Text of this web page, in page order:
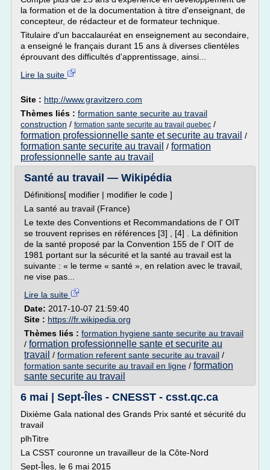
la formation et de la documentation à titre d'enseignant, de
concepteur, de rédacteur et de formateur technique.
Titulaire d'un baccalauréat en enseignement au secondaire,
a enseigné le français durant 15 ans à diverses clientèles
éprouvant des difficultés d'apprentissage, ainsi...
Lire la suite
Site : http://www.gravitzero.com
Thèmes liés : formation sante securite au travail
construction / formation sante securite au travail quebec /
formation professionnelle sante et securite au travail /
formation sante securite au travail / formation
professionnelle sante au travail
Santé au travail — Wikipédia
Définitions[ modifier | modifier le code ]
La santé au travail (France)
Le texte des Conventions et Recommandations de l' OIT
se trouvent reprises en références [3] , [4] . La définition
de la santé proposé par la Convention 155 de l' OIT de
1981 portant sur la sécurité et la santé au travail est la
suivante : « le terme « santé », en relation avec le travail,
ne vise pas...
Lire la suite
Date: 2017-10-07 21:59:40
Site : https://fr.wikipedia.org
Thèmes liés : formation hygiene sante securite au travail
/ formation professionnelle sante et securite au
travail / formation referent sante securite au travail /
formation sante securite au travail en ligne / formation
sante securite au travail
6 mai | Sept-Îles - CNESST - csst.qc.ca
Dixième Gala national des Grands Prix santé et sécurité du
travail
plhTitre
La CSST couronne un travailleur de la Côte-Nord
Sept-Îles, le 6 mai 2015